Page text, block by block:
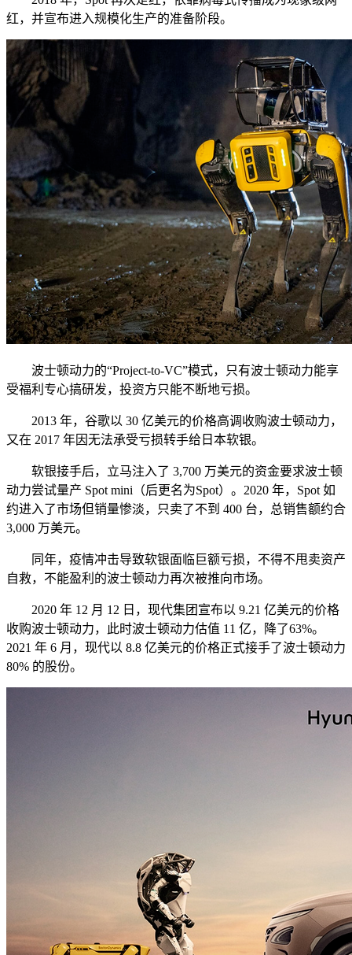
红，并宣布进入规模化生产的准备阶段。
波士顿动力的“Project-to-VC”模式，只有波士顿动力能享
受福利专心搞研发，投资方只能不断地亏损。
2013 年，谷歌以 30 亿美元的价格高调收购波士顿动力，
又在 2017 年因无法承受亏损转手给日本软银。
软银接手后，立马注入了 3,700 万美元的资金要求波士顿
动力尝试量产 Spot mini（后更名为Spot）。2020 年，Spot 如
约进入了市场但销量惨淡，只卖了不到 400 台，总销售额约合
3,000 万美元。
同年，疫情冲击导致软银面临巨额亏损，不得不甩卖资产
自救，不能盈利的波士顿动力再次被推向市场。
2020 年 12 月 12 日，现代集团宣布以 9.21 亿美元的价格
收购波士顿动力，此时波士顿动力估值 11 亿，降了63%。
2021 年 6 月，现代以 8.8 亿美元的价格正式接手了波士顿动力
80% 的股份。